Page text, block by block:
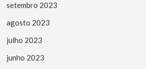
setembro 2023
agosto 2023
julho 2023
junho 2023